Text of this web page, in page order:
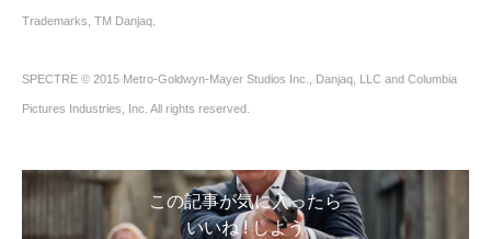
Trademarks, TM Danjaq.
SPECTRE © 2015 Metro-Goldwyn-Mayer Studios Inc., Danjaq, LLC and Columbia
Pictures Industries, Inc. All rights reserved.
この記事が気に入ったら
いいね ! しよう